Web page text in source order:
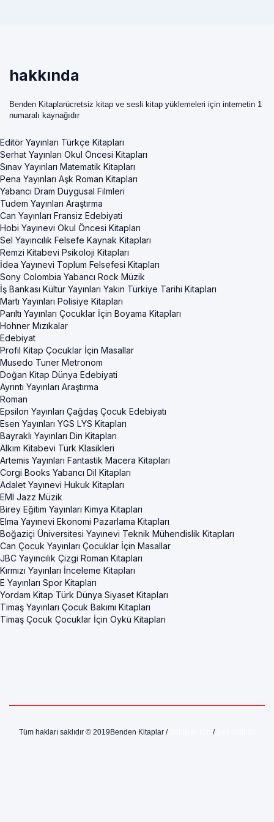
hakkında
Benden Kitaplarücretsiz kitap ve sesli kitap yüklemeleri için internetin 1
numaralı kaynağıdır
Editör Yayınları Türkçe Kitapları
Serhat Yayınları Okul Öncesi Kitapları
Sınav Yayınları Matematik Kitapları
Pena Yayınları Aşk Roman Kitapları
Yabancı Dram Duygusal Filmleri
Tudem Yayınları Araştırma
Can Yayınları Fransiz Edebiyati
Hobi Yayınevi Okul Öncesi Kitapları
Sel Yayıncılık Felsefe Kaynak Kitapları
Remzi Kitabevi Psikoloji Kitapları
İdea Yayınevi Toplum Felsefesi Kitapları
Sony Colombia Yabancı Rock Müzik
İş Bankası Kültür Yayınları Yakın Türkiye Tarihi Kitapları
Martı Yayınları Polisiye Kitapları
Parıltı Yayınları Çocuklar İçin Boyama Kitapları
Hohner Mızıkalar
Edebiyat
Profil Kitap Çocuklar İçin Masallar
Musedo Tuner Metronom
Doğan Kitap Dünya Edebiyati
Ayrıntı Yayınları Araştırma
Roman
Epsilon Yayınları Çağdaş Çocuk Edebiyatı
Esen Yayınları YGS LYS Kitapları
Bayraklı Yayınları Din Kitapları
Alkım Kitabevi Türk Klasikleri
Artemis Yayınları Fantastik Macera Kitapları
Corgi Books Yabancı Dil Kitapları
Adalet Yayınevi Hukuk Kitapları
EMI Jazz Müzik
Birey Eğitim Yayınları Kimya Kitapları
Elma Yayınevi Ekonomi Pazarlama Kitapları
Boğaziçi Üniversitesi Yayınevi Teknik Mühendislik Kitapları
Can Çocuk Yayınları Çocuklar İçin Masallar
JBC Yayıncılık Çizgi Roman Kitapları
Kırmızı Yayınları İnceleme Kitapları
E Yayınları Spor Kitapları
Yordam Kitap Türk Dünya Siyaset Kitapları
Timaş Yayınları Çocuk Bakımı Kitapları
Timaş Çocuk Çocuklar İçin Öykü Kitapları
Tüm hakları saklıdır © 2019Benden Kitaplar / /